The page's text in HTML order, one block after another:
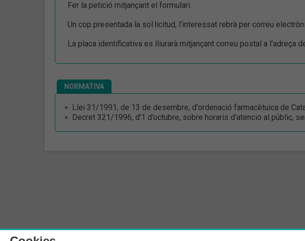
Fer la petició mitjançant el formulari.
Un cop presentada la sol·licitud, l'interessat rebrà per correu
La placa identificativa es lliurarà mitjançant correu postal a l'adreça
NORMATIVA
Llei 31/1991, de 13 de desembre, d'ordenació farmacètuica de
Decret 321/1996, d’1 d’octubre, sobre horaris d’atenció al públic,